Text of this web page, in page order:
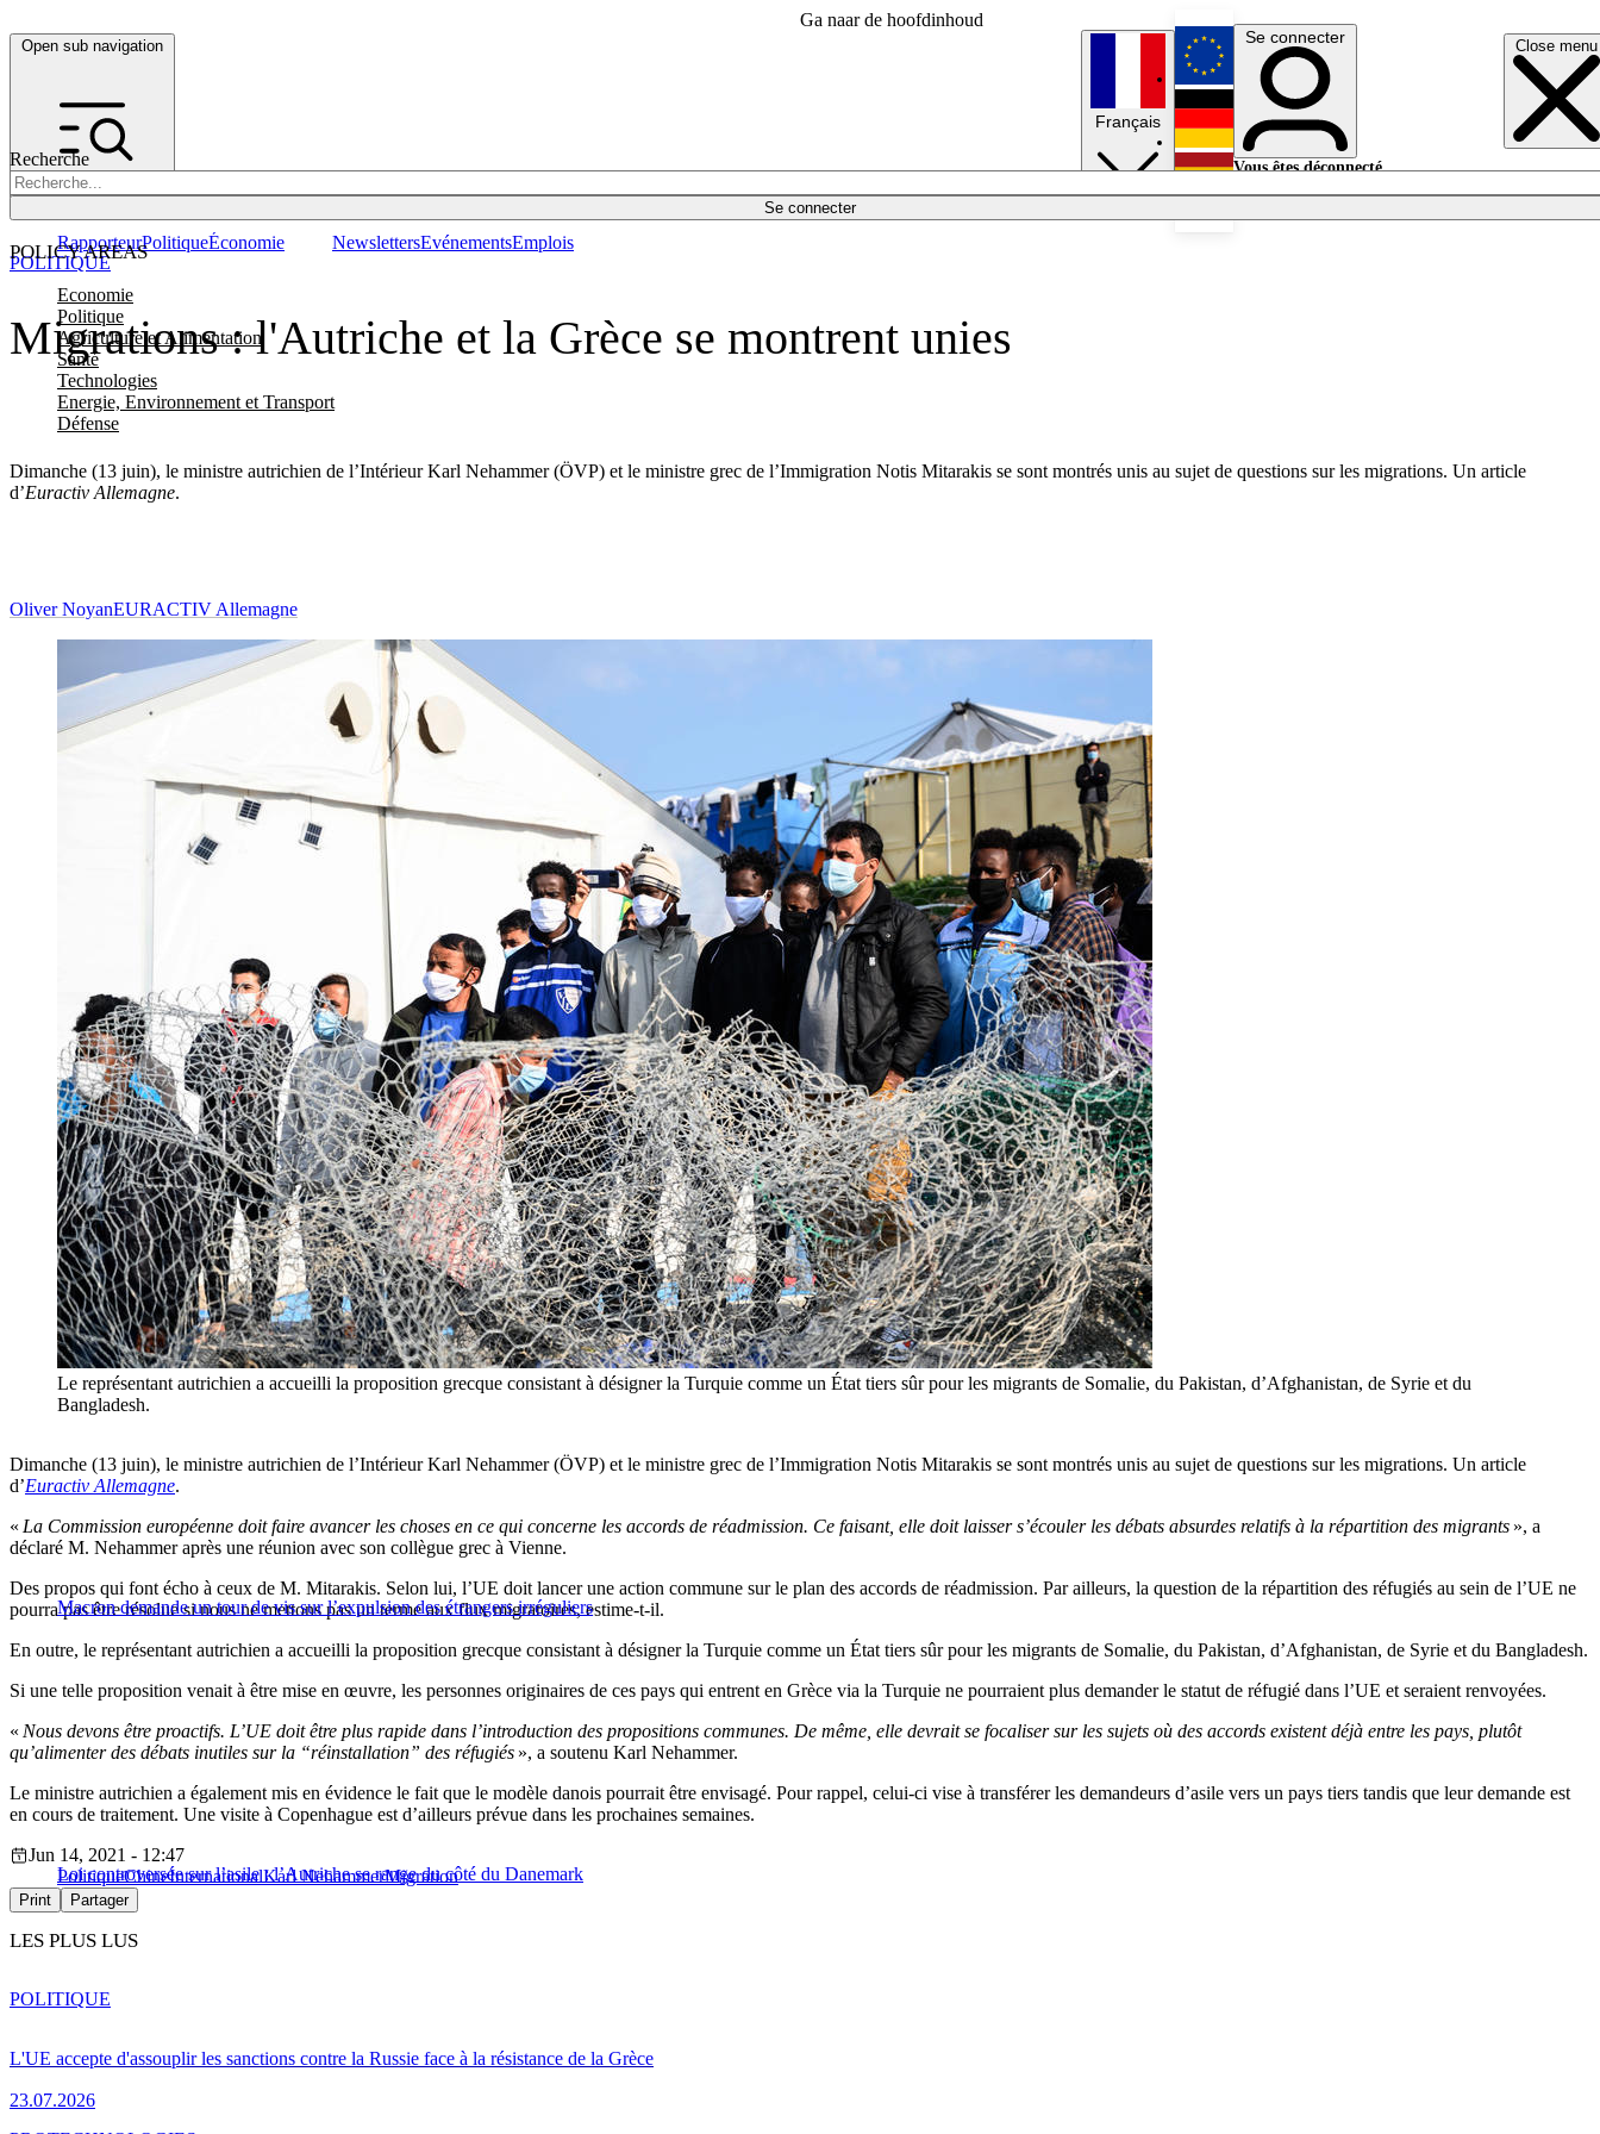
Ga naar de hoofdinhoud
Open sub navigation Close menu
Recherche
Se connecter
POLICY AREAS
Economie
Politique
Agriculture et Alimentation
Santé
Technologies
Energie, Environnement et Transport
Défense
RapporteurPolitiqueÉconomie NewslettersEvénementsEmplois
Français
English
Deutsch
Se connecter
Vous êtes déconnecté.
Migrations : l'Autriche et la Grèce se montrent unies
Dimanche (13 juin), le ministre autrichien de l’Intérieur Karl Nehammer (ÖVP) et le ministre grec de l’Immigration Notis Mitarakis se sont montrés unis au sujet de questions sur les migrations. Un article
d’Euractiv Allemagne.
POLITIQUE
Oliver NoyanEURACTIV Allemagne
Le représentant autrichien a accueilli la proposition grecque consistant à désigner la Turquie comme un État tiers sûr pour les migrants de Somalie, du Pakistan, d’Afghanistan, de Syrie et du
Bangladesh.
Dimanche (13 juin), le ministre autrichien de l’Intérieur Karl Nehammer (ÖVP) et le ministre grec de l’Immigration Notis Mitarakis se sont montrés unis au sujet de questions sur les migrations. Un article
d’Euractiv Allemagne.
« La Commission européenne doit faire avancer les choses en ce qui concerne les accords de réadmission. Ce faisant, elle doit laisser s’écouler les débats absurdes relatifs à la répartition des migrants », a
déclaré M. Nehammer après une réunion avec son collègue grec à Vienne.
Macron demande un tour de vis sur l’expulsion des étrangers irréguliers
Des propos qui font écho à ceux de M. Mitarakis. Selon lui, l’UE doit lancer une action commune sur le plan des accords de réadmission. Par ailleurs, la question de la répartition des réfugiés au sein de l’UE ne
pourra pas être résolue si nous ne mettons pas un terme aux flux migratoires, estime-t-il.
En outre, le représentant autrichien a accueilli la proposition grecque consistant à désigner la Turquie comme un État tiers sûr pour les migrants de Somalie, du Pakistan, d’Afghanistan, de Syrie et du Bangladesh.
Si une telle proposition venait à être mise en œuvre, les personnes originaires de ces pays qui entrent en Grèce via la Turquie ne pourraient plus demander le statut de réfugié dans l’UE et seraient renvoyées.
« Nous devons être proactifs. L’UE doit être plus rapide dans l’introduction des propositions communes. De même, elle devrait se focaliser sur les sujets où des accords existent déjà entre les pays, plutôt
qu’alimenter des débats inutiles sur la “réinstallation” des réfugiés », a soutenu Karl Nehammer.
Le ministre autrichien a également mis en évidence le fait que le modèle danois pourrait être envisagé. Pour rappel, celui-ci vise à transférer les demandeurs d’asile vers un pays tiers tandis que leur demande est
en cours de traitement. Une visite à Copenhague est d’ailleurs prévue dans les prochaines semaines.
Loi controversée sur l’asile : l’Autriche se range du côté du Danemark
Jun 14, 2021 - 12:47
PolitiqueChineInternationalKarl NehammerMigration
Print Partager
LES PLUS LUS
L'UE accepte d'assouplir les sanctions contre la Russie face à la résistance de la Grèce
23.07.2026
POLITIQUE